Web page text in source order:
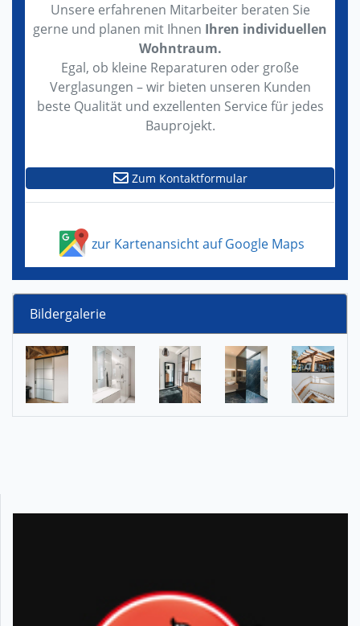
Unsere erfahrenen Mitarbeiter beraten Sie
gerne und planen mit Ihnen Ihren individuellen
Wohntraum.
Egal, ob kleine Reparaturen oder große
Verglasungen – wir bieten unseren Kunden
beste Qualität und exzellenten Service für jedes
Bauprojekt.
Zum Kontaktformular
zur Kartenansicht auf Google Maps
Bildergalerie